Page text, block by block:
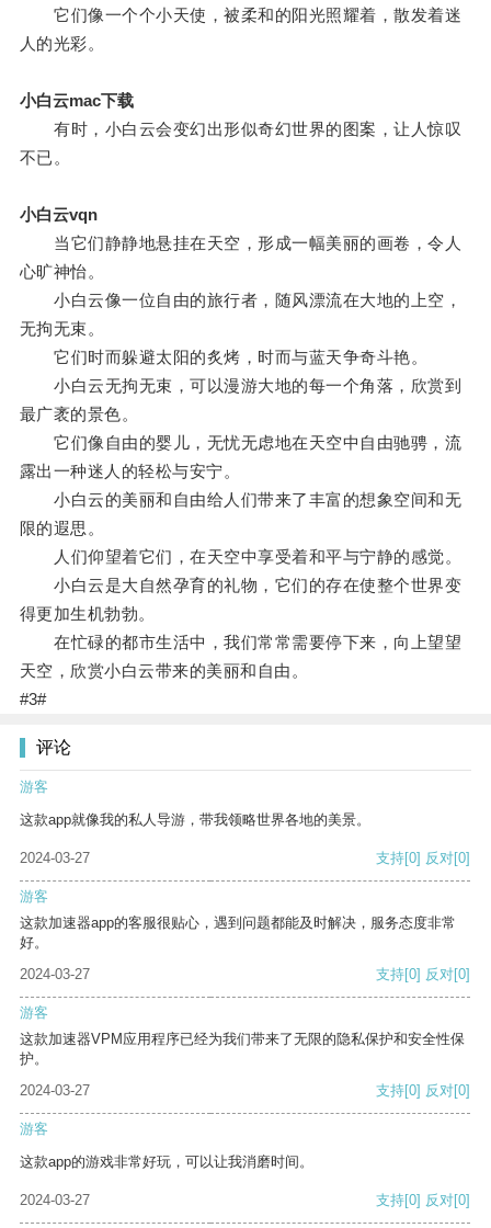
它们像一个个小天使，被柔和的阳光照耀着，散发着迷
人的光彩。
小白云mac下载
有时，小白云会变幻出形似奇幻世界的图案，让人惊叹
不已。
小白云vqn
当它们静静地悬挂在天空，形成一幅美丽的画卷，令人
心旷神怡。
小白云像一位自由的旅行者，随风漂流在大地的上空，
无拘无束。
它们时而躲避太阳的炙烤，时而与蓝天争奇斗艳。
小白云无拘无束，可以漫游大地的每一个角落，欣赏到
最广袤的景色。
它们像自由的婴儿，无忧无虑地在天空中自由驰骋，流
露出一种迷人的轻松与安宁。
小白云的美丽和自由给人们带来了丰富的想象空间和无
限的遐思。
人们仰望着它们，在天空中享受着和平与宁静的感觉。
小白云是大自然孕育的礼物，它们的存在使整个世界变
得更加生机勃勃。
在忙碌的都市生活中，我们常常需要停下来，向上望望
天空，欣赏小白云带来的美丽和自由。
#3#
评论
游客
这款app就像我的私人导游，带我领略世界各地的美景。
2024-03-27 支持[0] 反对[0]
游客
这款加速器app的客服很贴心，遇到问题都能及时解决，服务态度非常
好。
2024-03-27
支持[0] 反对[0]
游客
这款加速器VPM应用程序已经为我们带来了无限的隐私保护和安全性保
护。
2024-03-27
支持[0] 反对[0]
游客
这款app的游戏非常好玩，可以让我消磨时间。
2024-03-27 支持[0] 反对[0]